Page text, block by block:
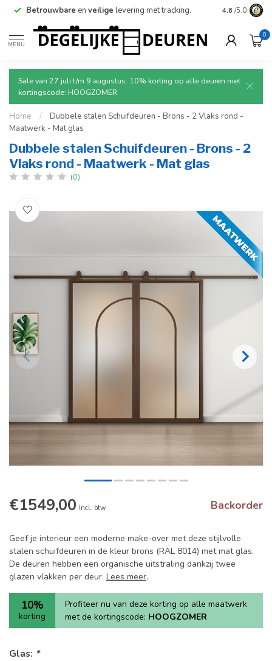
Betrouwbare en veilige levering met tracking. 4.6 /5.0
MENU
0
Sale van 27 juli t/m 9 augustus: 10% korting op alle deuren met
kortingscode: HOOGZOMER
Home /
Dubbele stalen Schuifdeuren - Brons - 2 Vlaks rond -
Maatwerk - Mat glas
Dubbele stalen Schuifdeuren - Brons - 2
Vlaks rond - Maatwerk - Mat glas
(0)
€1549,00 Incl. btw Backorder
Geef je interieur een moderne make-over met deze stijlvolle
stalen schuifdeuren in de kleur brons (RAL 8014) met mat glas.
De deuren hebben een organische uitstraling dankzij twee
glazen vlakken per deur. Lees meer.
10%
korting
Profiteer nu van deze korting op alle maatwerk
met de kortingscode: HOOGZOMER
Glas: *